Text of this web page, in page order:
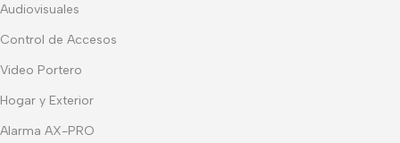
Audiovisuales
Control de Accesos
Video Portero
Hogar y Exterior
Alarma AX-PRO